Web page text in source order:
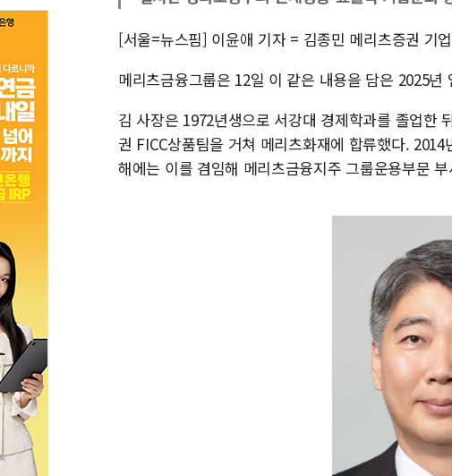
[서울=뉴스핌] 이윤애 기자 = 김종민 메리츠증권 기
메리츠금융그룹은 12일 이 같은 내용을 담은 2025년
김 사장은 1972년생으로 서강대 경제학과를 졸업한
권 FICC상품팀을 거쳐 메리츠화재에 합류했다.
해에는 이를 겸임해 메리츠금융지주 그룹운용부문